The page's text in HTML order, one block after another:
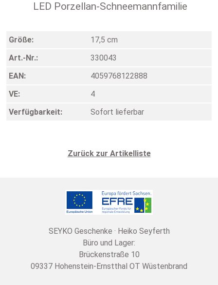
LED Porzellan-Schneemannfamilie
Größe:
17,5 cm
Art.-Nr.:
330043
EAN:
4059768122888
VE:
4
Verfügbarkeit:
Sofort lieferbar
Zurück zur Artikelliste
SEYKO Geschenke · Heiko Seyferth
Büro und Lager:
Brückenstraße 10
09337 Hohenstein-Ernstthal OT Wüstenbrand